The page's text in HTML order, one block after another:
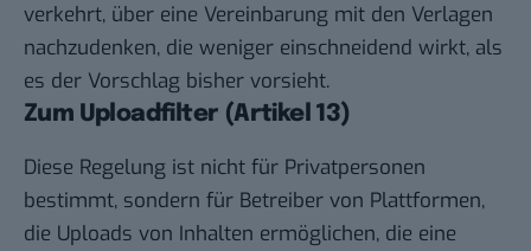
verkehrt, über eine Vereinbarung mit den Verlagen
nachzudenken, die weniger einschneidend wirkt, als
es der Vorschlag bisher vorsieht.
Zum Uploadfilter (Artikel 13)
Diese Regelung ist nicht für Privatpersonen
bestimmt, sondern für Betreiber von Plattformen,
die Uploads von Inhalten ermöglichen, die eine